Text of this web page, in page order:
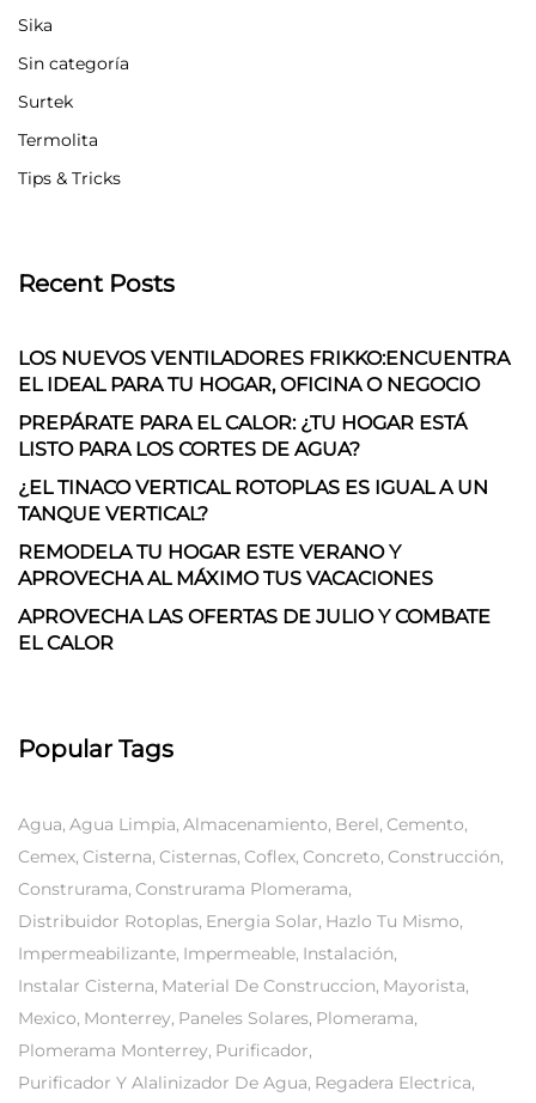
Sika
Sin categoría
Surtek
Termolita
Tips & Tricks
Recent Posts
LOS NUEVOS VENTILADORES FRIKKO:ENCUENTRA
EL IDEAL PARA TU HOGAR, OFICINA O NEGOCIO
PREPÁRATE PARA EL CALOR: ¿TU HOGAR ESTÁ
LISTO PARA LOS CORTES DE AGUA?
¿EL TINACO VERTICAL ROTOPLAS ES IGUAL A UN
TANQUE VERTICAL?
REMODELA TU HOGAR ESTE VERANO Y
APROVECHA AL MÁXIMO TUS VACACIONES
APROVECHA LAS OFERTAS DE JULIO Y COMBATE
EL CALOR
Popular Tags
Agua Agua Limpia Almacenamiento Berel Cemento
Cemex Cisterna Cisternas Coflex Concreto Construcción
Construrama Construrama Plomerama
Distribuidor Rotoplas Energia Solar Hazlo Tu Mismo
Impermeabilizante Impermeable Instalación
Instalar Cisterna Material De Construccion Mayorista
Mexico Monterrey Paneles Solares Plomerama
Plomerama Monterrey Purificador
Purificador Y Alalinizador De Agua Regadera Electrica